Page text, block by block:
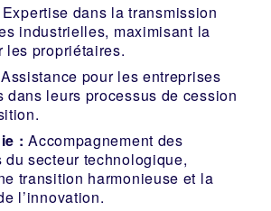
Expertise dans la transmission
industrielles, maximisant la
les propriétaires.
Assistance pour les entreprises
dans leurs processus de cession
: Accompagnement des
du secteur technologique,
transition harmonieuse et la
l’innovation.